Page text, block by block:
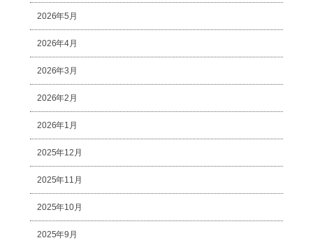
2026年5月
2026年4月
2026年3月
2026年2月
2026年1月
2025年12月
2025年11月
2025年10月
2025年9月